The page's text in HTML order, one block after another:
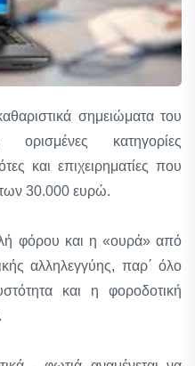
σημειώματα του
κατηγορίες
και επιχειρηματίες που
30.000 ευρώ.
φόρου και η «ουρά» από
αλληλεγγύης, παρ΄ όλο
και η φοροδοτική